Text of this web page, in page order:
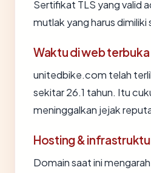
Sertifikat TLS yang valid
mutlak yang harus dimiliki
Waktu di web terbuka
unitedbike.com telah
sekitar 26.1 tahun. Itu
meninggalkan jejak
Hosting &
Domain saat ini